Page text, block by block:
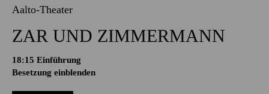
Aalto-Theater
ZAR UND ZIMMERMANN
18:15 Einführung
Besetzung einblenden